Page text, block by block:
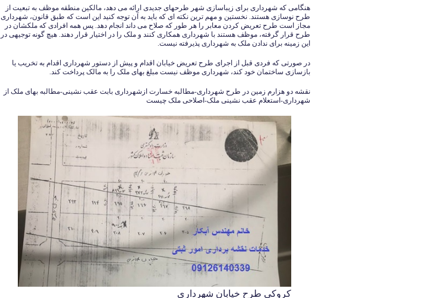
هنگامی که شهرداری برای زیباسازی شهر طرحهای جدیدی ارائه می دهد، مالکین منطقه موظف به تبعیت از
طرح نوسازی هستند. نخستین و مهم ترین نکته ای که باید به آن توجه کنید این است که طبق قانون، شهرداری
مجاز است طرح تعریض کردن معابر را هر طور که صلاح می داند انجام دهد. پس همه افرادی که ملکشان در
طرح قرار گرفته، موظف هستند با شهرداری همکاری کنند و ملک را در اختیار قرار دهند. هیچ گونه توجیهی در
این زمینه برای ندادن ملک به شهرداری پذیرفته نیست.
در صورتی که فردی قبل از اجرای طرح‌ تعریض خیابان اقدام و پیش از دستور شهرداری اقدام به تخریب یا
بازسازی ساختمان خود کند، شهرداری موظف نیست مبلغ بهای ملک را به مالک پرداخت کند.
نقشه دو هزارم زمین در طرح شهرداری-مطالبه خسارت ازشهرداری بابت عقب نشینی-مطالبه بهای ملک از
شهرداری-استعلام عقب نشینی ملک-اصلاحی ملک چیست
کروکی طرح خیابان شهرداری